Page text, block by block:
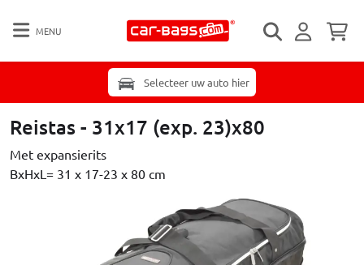
MENU
Selecteer uw auto hier
Reistas - 31x17 (exp. 23)x80
Met expansierits
BxHxL= 31 x 17-23 x 80 cm